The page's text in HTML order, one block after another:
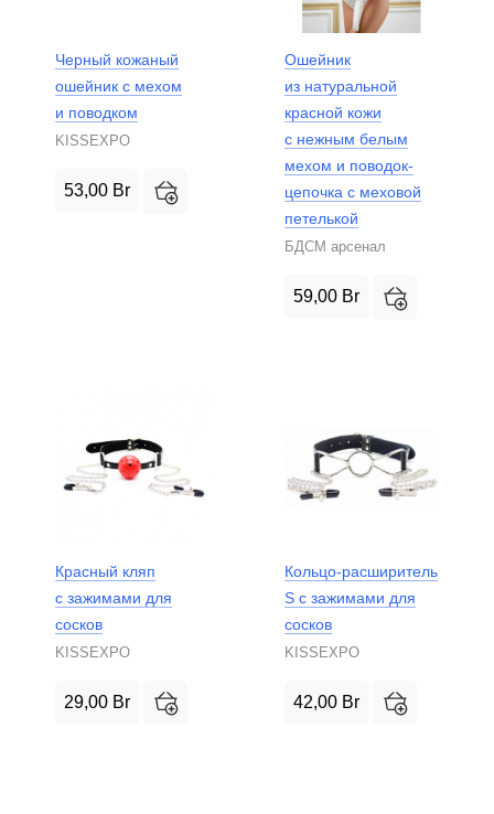
Черный кожаный
ошейник с мехом
и поводком
KISSEXPO
53,00 Br
Ошейник
из натуральной
красной кожи
с нежным белым
мехом и поводок-
цепочка с меховой
петелькой
БДСМ арсенал
59,00 Br
Красный кляп
с зажимами для
сосков
KISSEXPO
29,00 Br
Кольцо-расширитель
S с зажимами для
сосков
KISSEXPO
42,00 Br